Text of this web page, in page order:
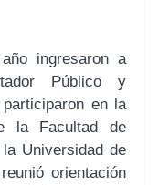
ingresaron a
Público y
en la
la Facultad de
Universidad de
orientación